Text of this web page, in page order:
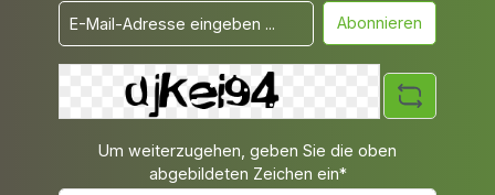
Abonnieren
Um weiterzugehen, geben Sie die oben
abgebildeten Zeichen ein*